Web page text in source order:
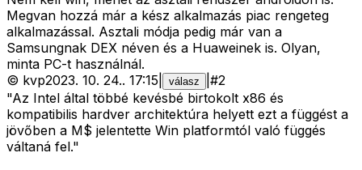
Megvan hozzá már a kész alkalmazás piac rengeteg
alkalmazással. Asztali módja pedig már van a
Samsungnak DEX néven és a Huaweinek is. Olyan,
minta PC-t használnál.
© kvp2023. 10. 24.. 17:15 válasz #2
"Az Intel által többé kevésbé birtokolt x86 és
kompatibilis hardver architektúra helyett ezt a függést a
jövőben a M$ jelentette Win platformtól való függés
váltaná fel."